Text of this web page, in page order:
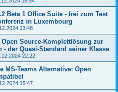
Beta 1 Office Suite - frei zum Test
in Luxembourg
23:48
Open Source-Komplettlösung zur
- der Quasi-Standard seiner Klasse
22:22
MS-Teams Alternative: Open
15:47